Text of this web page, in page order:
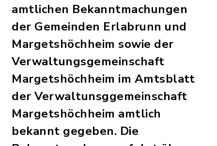
amtlichen Bekanntmachungen
der Gemeinden Erlabrunn und
Margetshöchheim sowie der
Verwaltungsgemeinschaft
Margetshöchheim im Amtsblatt
der Verwaltunsggemeinschaft
Margetshöchheim amtlich
bekannt gegeben. Die